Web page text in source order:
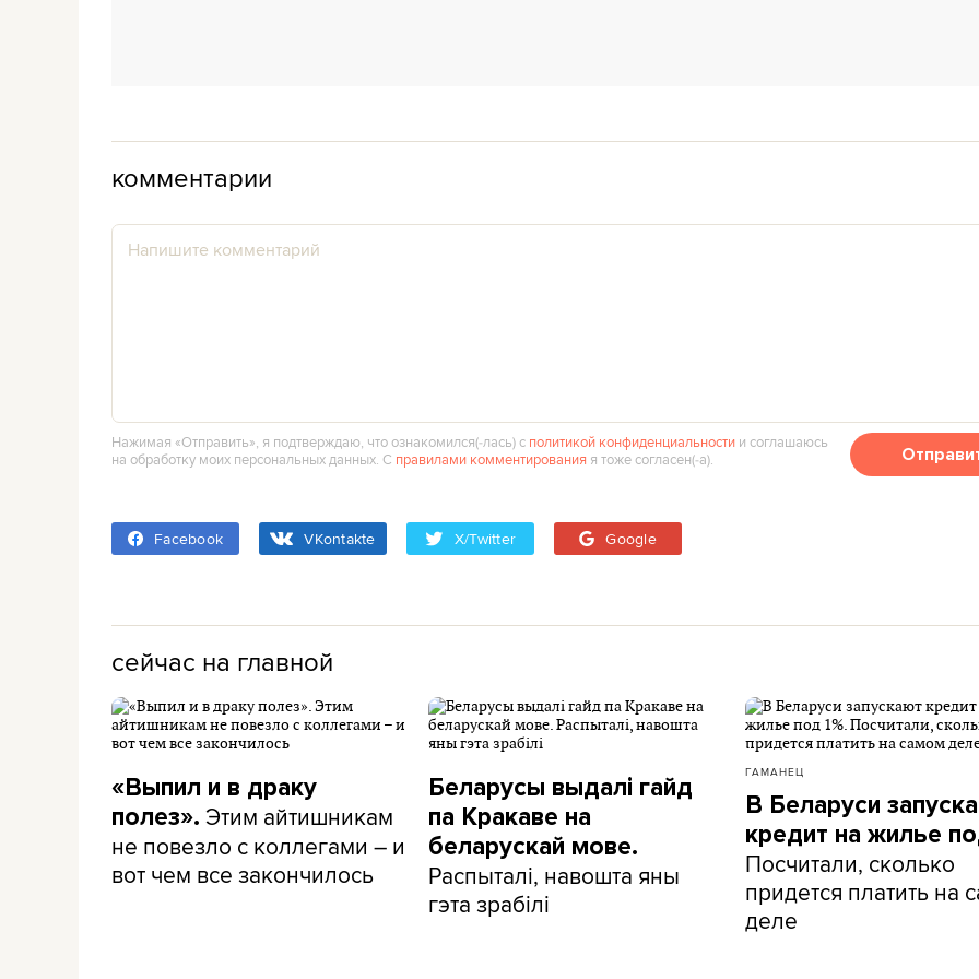
комментарии
Нажимая «Отправить», я подтверждаю, что ознакомился(‑лась) с политикой конфиденциальности и соглашаюсь
на обработку моих персональных данных. С правилами комментирования я тоже согласен(‑а).
Facebook VKontakte X/Twitter Google
сейчас на главной
«Выпил и в драку
полез». Этим айтишникам
не повезло с коллегами – и
вот чем все закончилось
Беларусы выдалі гайд
па Кракаве на
беларускай мове.
Распыталі, навошта яны
гэта зрабілі
ГАМАНЕЦ
В Беларуси
кредит на жилье
Посчитали, сколько
придется платить на
деле